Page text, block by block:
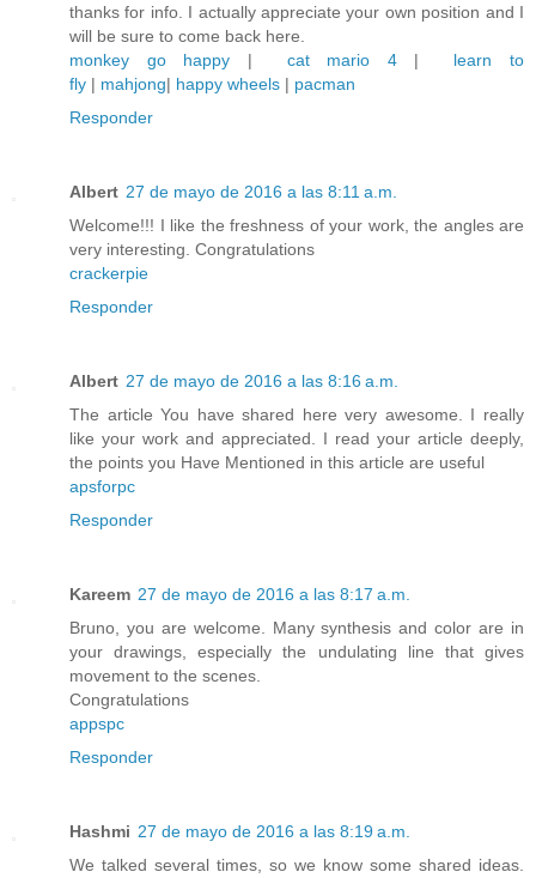
thanks for info. I actually appreciate your own position and I
will be sure to come back here.
monkey go happy | cat mario 4| learn to
fly | mahjong| happy wheels | pacman
Responder
Albert 27 de mayo de 2016 a las 8:11 a.m.
Welcome!!! I like the freshness of your work, the angles are
very interesting. Congratulations
crackerpie
Responder
Albert 27 de mayo de 2016 a las 8:16 a.m.
The article You have shared here very awesome. I really
like your work and appreciated. I read your article deeply,
the points you Have Mentioned in this article are useful
apsforpc
Responder
Kareem 27 de mayo de 2016 a las 8:17 a.m.
Bruno, you are welcome. Many synthesis and color are in
your drawings, especially the undulating line that gives
movement to the scenes.
Congratulations
appspc
Responder
Hashmi 27 de mayo de 2016 a las 8:19 a.m.
We talked several times, so we know some shared ideas.